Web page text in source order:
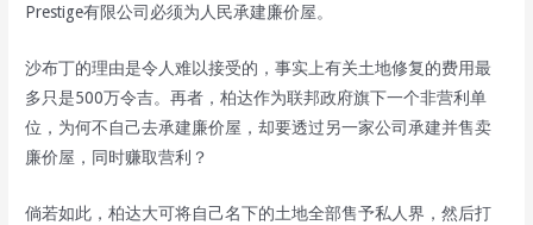
Prestige有限公司必须为人民承建廉价屋。
沙布丁的理由是令人难以接受的，事实上有关土地修复的费用最
多只是500万令吉。再者，柏达作为联邦政府旗下一个非营利单
位，为何不自己去承建廉价屋，却要透过另一家公司承建并售卖
廉价屋，同时赚取营利？
倘若如此，柏达大可将自己名下的土地全部售予私人界，然后打